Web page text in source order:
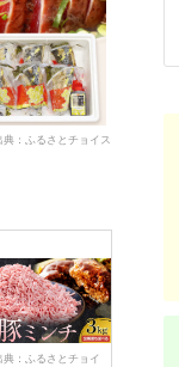
典：ふるさとチョイス
典：ふるさとチョイ
出典